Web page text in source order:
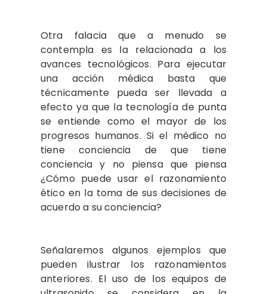
Otra falacia que a menudo se
contempla es la relacionada a los
avances tecnológicos. Para ejecutar
una acción médica basta que
técnicamente pueda ser llevada a
efecto ya que la tecnología de punta
se entiende como el mayor de los
progresos humanos. Si el médico no
tiene conciencia de que tiene
conciencia y no piensa que piensa
¿Cómo puede usar el razonamiento
ético en la toma de sus decisiones de
acuerdo a su conciencia?
Señalaremos algunos ejemplos que
pueden ilustrar los razonamientos
anteriores. El uso de los equipos de